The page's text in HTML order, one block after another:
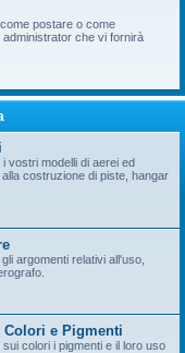
postare o come
che vi fornirà
vostri modelli di aerei ed
costruzione di piste, hangar
argomenti relativi all'uso,
e Pigmenti
colori i pigmenti e il loro uso